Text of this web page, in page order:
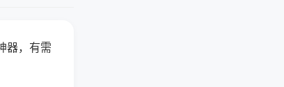
器，有需